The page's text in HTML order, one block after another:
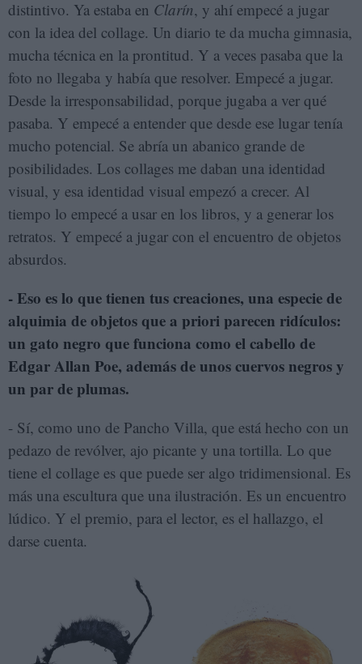
distintivo. Ya estaba en Clarín, y ahí empecé a jugar
con la idea del collage. Un diario te da mucha gimnasia,
mucha técnica en la prontitud. Y a veces pasaba que la
foto no llegaba y había que resolver. Empecé a jugar.
Desde la irresponsabilidad, porque jugaba a ver qué
pasaba. Y empecé a entender que desde ese lugar tenía
mucho potencial. Se abría un abanico grande de
posibilidades. Los collages me daban una identidad
visual, y esa identidad visual empezó a crecer. Al
tiempo lo empecé a usar en los libros, y a generar los
retratos. Y empecé a jugar con el encuentro de objetos
absurdos.
- Eso es lo que tienen tus creaciones, una especie de
alquimia de objetos que a priori parecen ridículos:
un gato negro que funciona como el cabello de
Edgar Allan Poe, además de unos cuervos negros y
un par de plumas.
- Sí, como uno de Pancho Villa, que está hecho con un
pedazo de revólver, ajo picante y una tortilla. Lo que
tiene el collage es que puede ser algo tridimensional. Es
más una escultura que una ilustración. Es un encuentro
lúdico. Y el premio, para el lector, es el hallazgo, el
darse cuenta.